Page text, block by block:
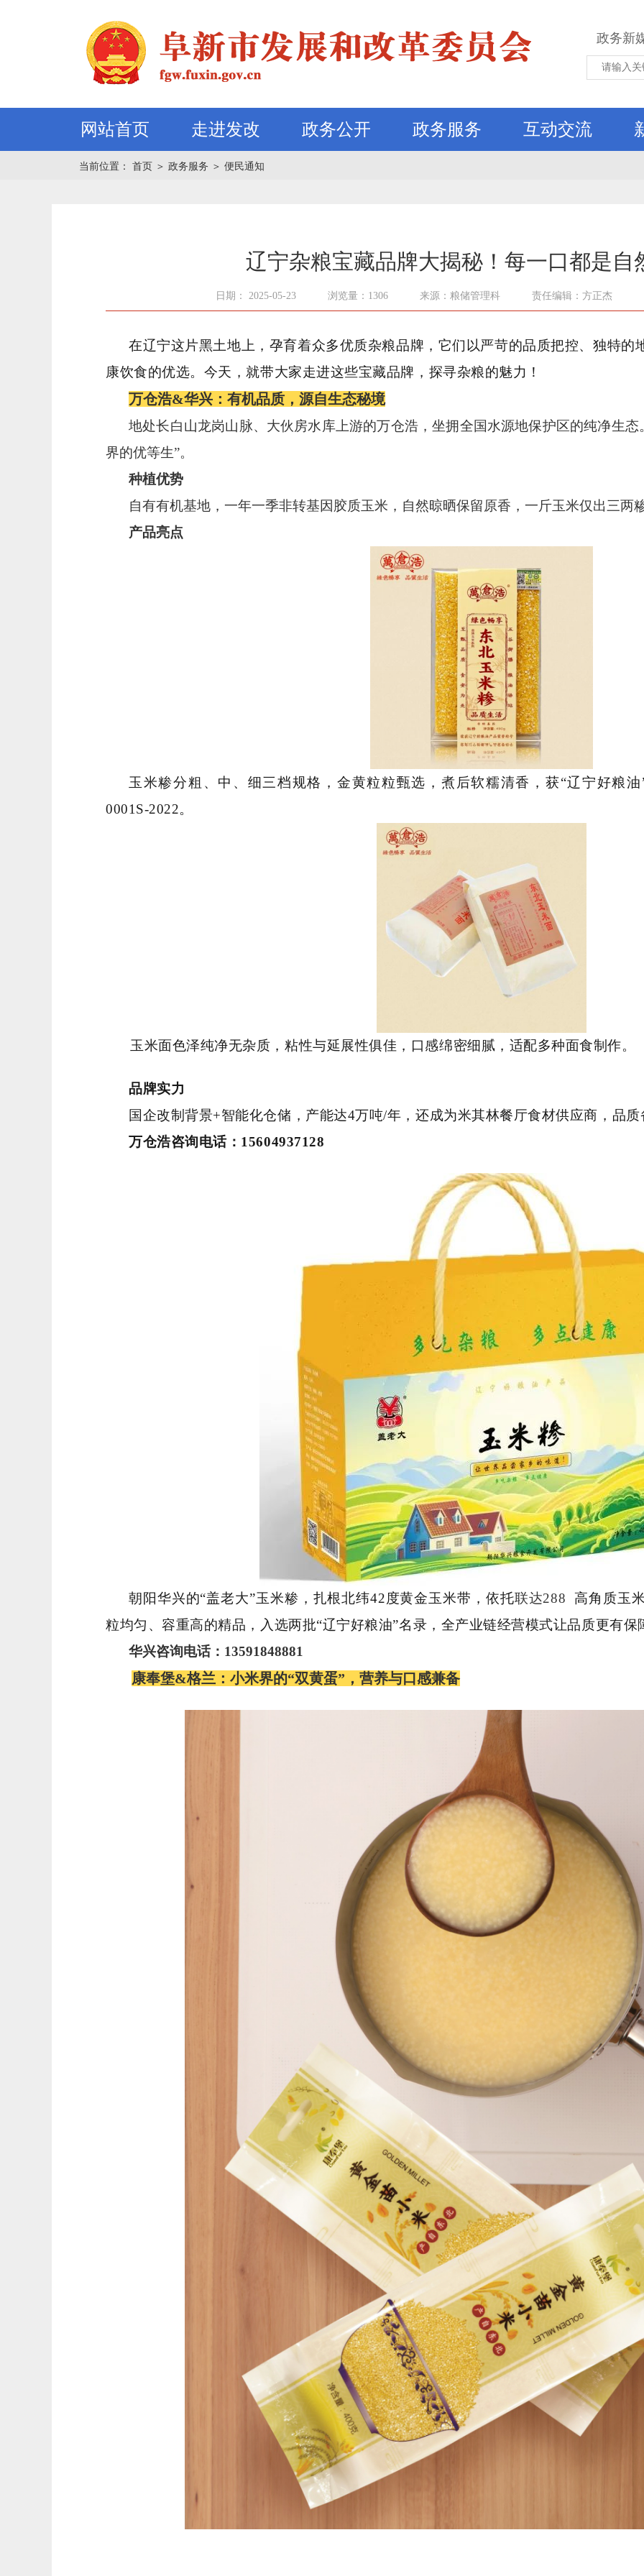
政务新
网站首页 走进发改 政务公开 政务服务 互动交流
当前位置： 首页 ＞ 政务服务 ＞ 便民通知
辽宁杂粮宝藏品牌大揭秘！每一口都是自
日期： 2025-05-23 浏览量：1306 来源：粮储管理科 责任编辑：方正杰
在辽宁这片黑土地上，孕育着众多优质杂粮品牌，它们以严苛的品质把控、独特的
康饮食的优选。今天，就带大家走进这些宝藏品牌，探寻杂粮的魅力！
万仓浩&华兴：有机品质，源自生态秘境
地处长白山龙岗山脉、大伙房水库上游的万仓浩，坐拥全国水源地保护区的纯净生态
界的优等生”。
种植优势
自有有机基地，一年一季非转基因胶质玉米，自然晾晒保留原香，一斤玉米仅出三两
产品亮点
玉米糁分粗、中、细三档规格，金黄粒粒甄选，煮后软糯清香，获“辽宁好粮
0001S-2022。
玉米面色泽纯净无杂质，粘性与延展性俱佳，口感绵密细腻，适配多种面食制作。
品牌实力
国企改制背景+智能化仓储，产能达4万吨/年，还成为米其林餐厅食材供应商，品
万仓浩咨询电话：15604937128
朝阳华兴的“盖老大”玉米糁，扎根北纬42度黄金玉米带，依托联达288
高角质玉
粒均匀、容重高的精品，入选两批“辽宁好粮油”名录，全产业链经营模式让品质更有保
华兴咨询电话：13591848881
康奉堡&格兰：小米界的“双黄蛋”，营养与口感兼备